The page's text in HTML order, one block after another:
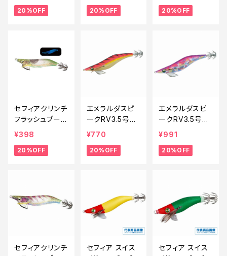
ー】【20】
20%OFF
ロー0【特価ルア
20%OFF
アー】【20】
20%OFF
セフィアクリンチ
フラッシュブース
ト QE-X25T 0
ー】【20】
¥398
20%OFF
エメラルダスピ
ークRV3.5号
金-ピンクボーン
0】
¥770
20%OFF
エメラルダスピ
ークRV3.5号マ
ーブル-クリーミ
価ルアー】【20】
¥991
20%OFF
セフィアクリンチ
セフィア スイス
セフィア スイス